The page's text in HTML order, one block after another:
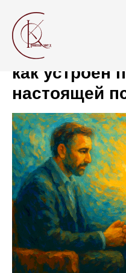
Путешествие
как устроен
настоящей